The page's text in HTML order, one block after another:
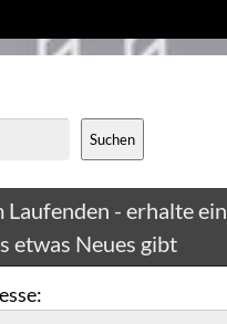
Suchen
Laufenden - erhalte ein
etwas Neues gibt